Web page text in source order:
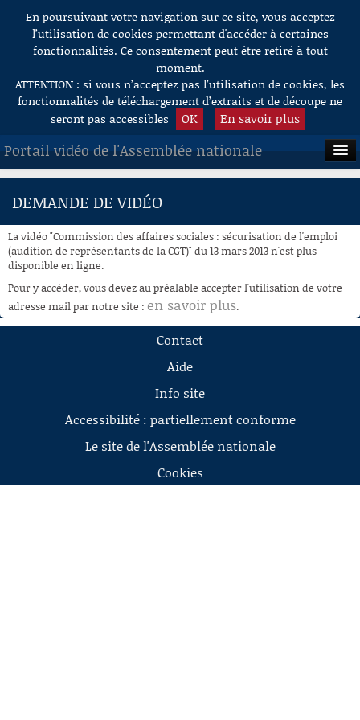
Aller au contenu
En poursuivant votre navigation sur ce site, vous acceptez
l’utilisation de cookies permettant d'accéder à certaines
fonctionnalités. Ce consentement peut être retiré à tout
moment.
ATTENTION : si vous n’acceptez pas l’utilisation de cookies, les
fonctionnalités de téléchargement d’extraits et de découpe ne
seront pas accessibles
OK En savoir plus
Portail vidéo de l'Assemblée nationale
ACCUEIL
À LA DEMANDE
RECHERCHE
AIDE À LA DÉCOUPE
DE VIDÉOS
DEMANDE DE VIDÉO
La vidéo "Commission des affaires sociales : sécurisation de l'emploi
(audition de représentants de la CGT)" du 13 mars 2013 n'est plus
disponible en ligne.
Pour y accéder, vous devez au préalable accepter l'utilisation de votre
adresse mail par notre site : en savoir plus.
Contact
Aide
Info site
Accessibilité : partiellement conforme
Le site de l'Assemblée nationale
Cookies